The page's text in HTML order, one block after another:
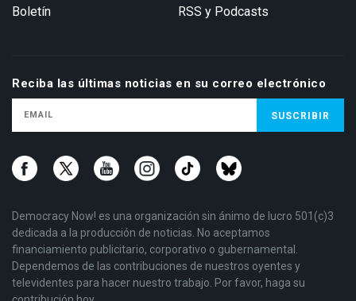
Boletín RSS y Podcasts
Reciba las últimas noticias en su correo electrónico
Democracy Now! es una organización sin ánimo de lucro 501(c)3
dedicada a la producción de noticias. No aceptamos
financiamiento publicitario, corporativo o gubernamental.
Dependemos de las contribuciones de nuestros oyentes y
televidentes para hacer nuestro trabajo. Por favor, haga su